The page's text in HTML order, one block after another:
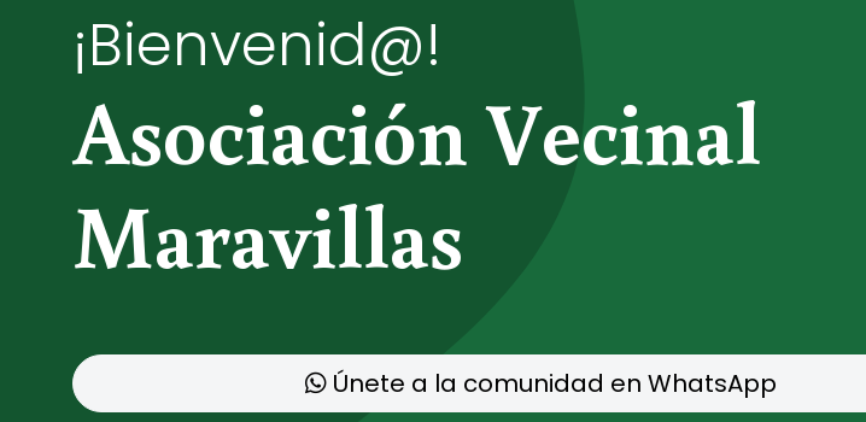
¡Bienvenid@!
Asociación Vecinal
Maravillas
Únete a la comunidad en WhatsApp